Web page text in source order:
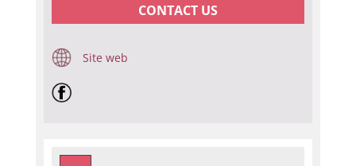
CONTACT US
Site web